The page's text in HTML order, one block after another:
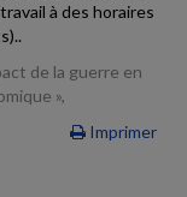
à des horaires
de la guerre en
»,
Imprimer